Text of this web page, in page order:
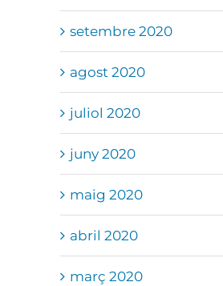
setembre 2020
agost 2020
juliol 2020
juny 2020
maig 2020
abril 2020
març 2020